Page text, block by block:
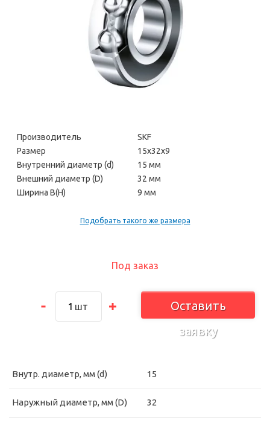
Под заказ
шт
Оставить
заявку
Производитель
SKF
Размер
15х32х9
Внутренний диаметр (d)
15 мм
Внешний диаметр (D)
32 мм
Ширина В(H)
9 мм
Подобрать такого же размера
Внутр. диаметр, мм (d) 15
Наружный диаметр, мм (D) 32